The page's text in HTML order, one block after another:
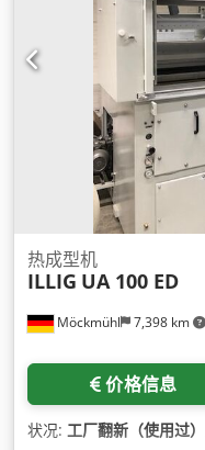
Möckmühl 7,398 km
热成型机
ILLIG UA 100 ED
价格信息
状况: 工厂翻新（使用过）